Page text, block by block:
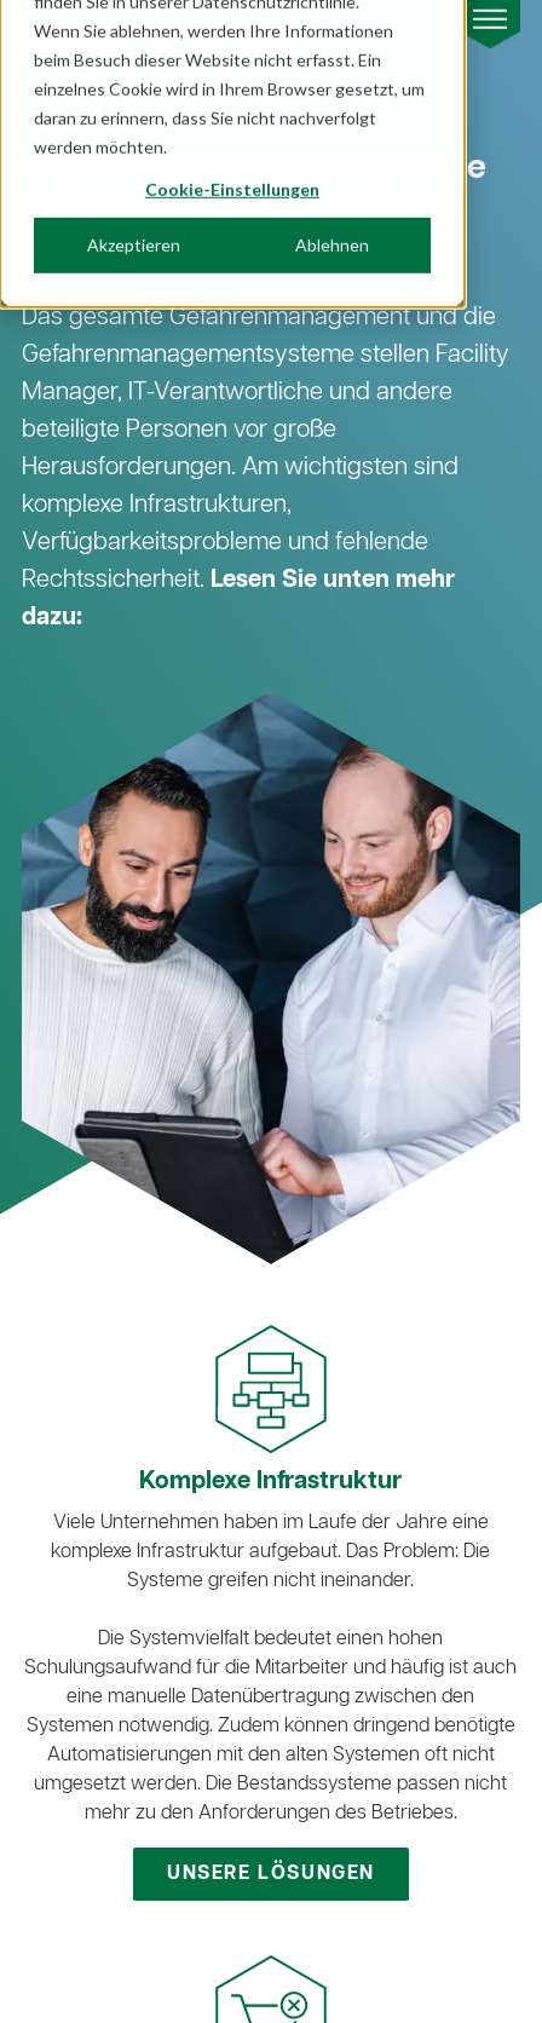
Wenn Sie ablehnen, werden Ihre Informationen
beim Besuch dieser Website nicht erfasst. Ein
einzelnes Cookie wird in Ihrem Browser gesetzt, um
daran zu erinnern, dass Sie nicht nachverfolgt
werden möchten.
Cookie-Einstellungen
Akzeptieren Ablehnen
Was müssen Verantwortliche
beim Gefahren­management
beachten?
Das gesamte Gefahren­management und die
Gefahren­managementsysteme stellen Facility
Manager, IT-Verantwortliche und andere
beteiligte Personen vor große
Herausforderungen. Am wichtigsten sind
komplexe Infrastrukturen,
Verfügbarkeitsprobleme und fehlende
Rechtssicherheit. Lesen Sie unten mehr
dazu:
Komplexe Infrastruktur
Viele Unternehmen haben im Laufe der Jahre eine
komplexe Infrastruktur aufgebaut. Das Problem: Die
Systeme greifen nicht ineinander.
Die Systemvielfalt bedeutet einen hohen
Schulungsaufwand für die Mitarbeiter und häufig ist auch
eine manuelle Datenübertragung zwischen den
Systemen notwendig. Zudem können dringend benötigte
Automatisierungen mit den alten Systemen oft nicht
umgesetzt werden. Die Bestandssysteme passen nicht
mehr zu den Anforderungen des Betriebes.
UNSERE LÖSUNGEN